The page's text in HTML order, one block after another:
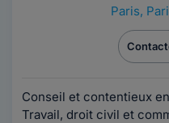
Paris,
Conseil et contentieux
Travail, droit civil et